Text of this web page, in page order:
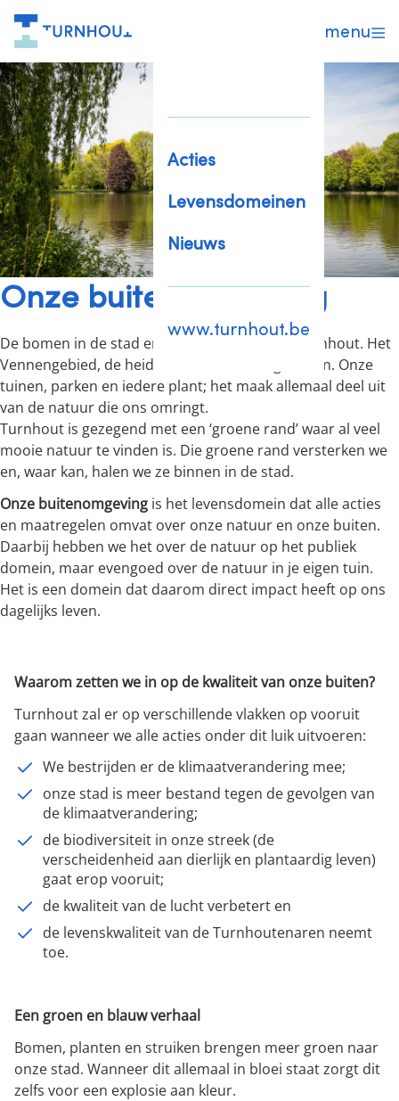
menu
Acties
Levensdomeinen
Nieuws
www.turnhout.be
Onze buitenomgeving
De bomen in de stad en de bossen rondom Turnhout. Het
Vennengebied, de heide en de landbouwgronden. Onze
tuinen, parken en iedere plant; het maak allemaal deel uit
van de natuur die ons omringt.
Turnhout is gezegend met een ‘groene rand’ waar al veel
mooie natuur te vinden is. Die groene rand versterken we
en, waar kan, halen we ze binnen in de stad.
Onze buitenomgeving is het levensdomein dat alle acties
en maatregelen omvat over onze natuur en onze buiten.
Daarbij hebben we het over de natuur op het publiek
domein, maar evengoed over de natuur in je eigen tuin.
Het is een domein dat daarom direct impact heeft op ons
dagelijks leven.
Waarom zetten we in op de kwaliteit van onze buiten?
Turnhout zal er op verschillende vlakken op vooruit
gaan wanneer we alle acties onder dit luik uitvoeren:
We bestrijden er de klimaatverandering mee;
onze stad is meer bestand tegen de gevolgen van
de klimaatverandering;
de biodiversiteit in onze streek (de
verscheidenheid aan dierlijk en plantaardig leven)
gaat erop vooruit;
de kwaliteit van de lucht verbetert en
de levenskwaliteit van de Turnhoutenaren neemt
toe.
Een groen en blauw verhaal
Bomen, planten en struiken brengen meer groen naar
onze stad. Wanneer dit allemaal in bloei staat zorgt dit
zelfs voor een explosie aan kleur.